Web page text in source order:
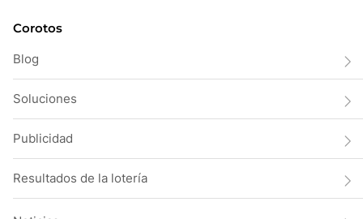
Corotos
Blog
Soluciones
Publicidad
Resultados de la lotería